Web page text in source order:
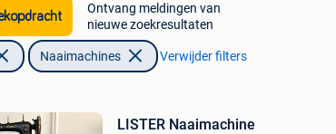
Ontvang meldingen van
nieuwe zoekresultaten
Naaimachines Verwijder filters
LISTER Naaimachine